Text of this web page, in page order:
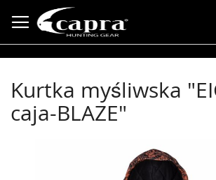
do
treści
Kurtka myśliwska
caja-BLAZE"